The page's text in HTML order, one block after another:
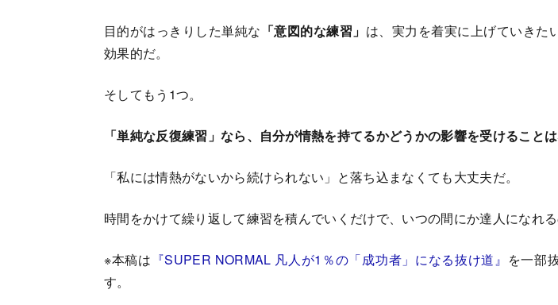
目的がはっきりした単純な 「意図的な練習」 は、実力を着実に上げていきた
効果的だ。
そしてもう1つ。
「単純な反復練習」なら、自分が情熱を持てるかどうかの影響を受けることは
「私には情熱がないから続けられない」と落ち込まなくても大丈夫だ。
時間をかけて繰り返して練習を積んでいくだけで、いつの間にか達人になれる
※本稿は 『SUPER NORMAL 凡人が1％の「成功者」になる抜け道』 を一部
す。